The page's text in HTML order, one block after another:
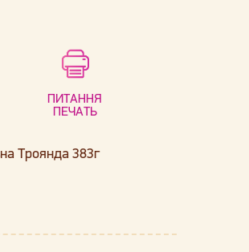
ПИТАННЯ
ПЕЧАТЬ
Троянда 383г